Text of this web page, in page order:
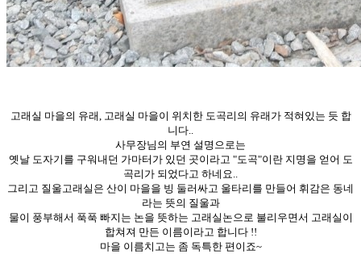
고래실 마을의 유래, 고래실 마을이 위치한 도곡리의 유래가 적혀있는 듯 합
니다..
사무장님의 부연 설명으로는
옛날 도자기를 구워내던 가마터가 있던 곳이라고 "도곡"이란 지명을 얻어 도
곡리가 되었다고 하네요..
그리고 질울고래실은 산이 마을을 빙 둘러싸고 울타리를 만들어 휘감은 동네
라는 뜻의 질울과
물이 풍부해서 푹푹 빠지는 논을 뜻하는 고래실논으로 불리우면서 고래실이
합쳐져 만든 이름이라고 합니다 !!
마을 이름치고는 좀 독특한 편이죠~